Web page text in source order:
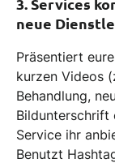
3. Services
neue
Präsentiert
kurzen Videos
Behandlung,
Bildunterschrift
Service ihr
Benutzt